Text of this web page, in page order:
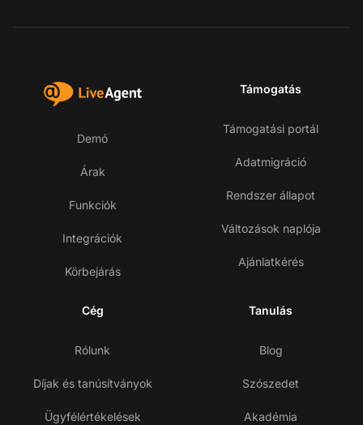
Demó
Árak
Funkciók
Integrációk
Körbejárás
Támogatás
Támogatási portál
Adatmigráció
Rendszer állapot
Változások naplója
Ajánlatkérés
Cég
Rólunk
Díjak és tanúsítványok
Ügyfélértékelések
Tanulás
Blog
Szószedet
Akadémia